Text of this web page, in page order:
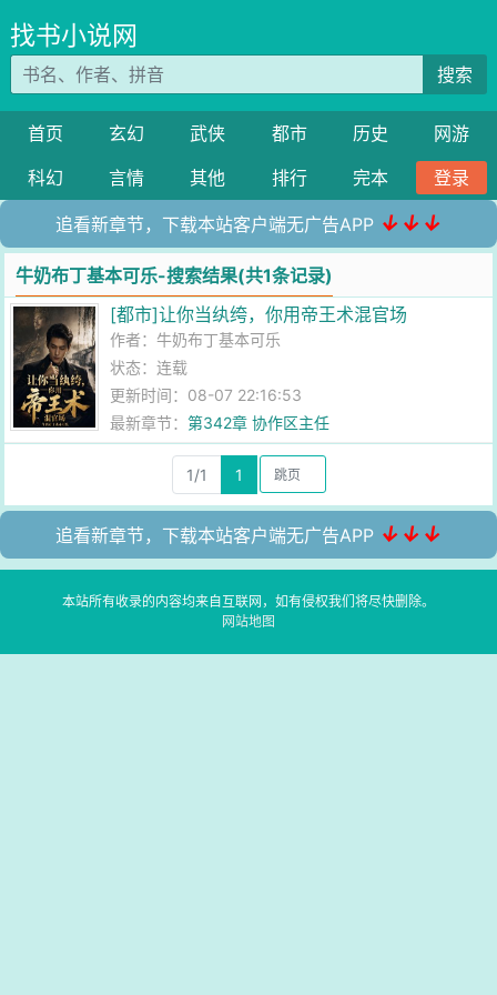
找书小说网
搜索
首页 玄幻 武侠 都市 历史
网游
科幻
言情 其他 排行 完本 登录
追看新章节，下载本站客户端无广告APP ↓↓↓
牛奶布丁基本可乐-搜索结果(共1条记录)
[都市]让你当纨绔，你用帝王术混官场
作者：牛奶布丁基本可乐
状态：连载
更新时间：08-07 22:16:53
最新章节：第342章 协作区主任
1/1 1
追看新章节，下载本站客户端无广告APP ↓↓↓
本站所有收录的内容均来自互联网，如有侵权我们将尽快删除。
网站地图